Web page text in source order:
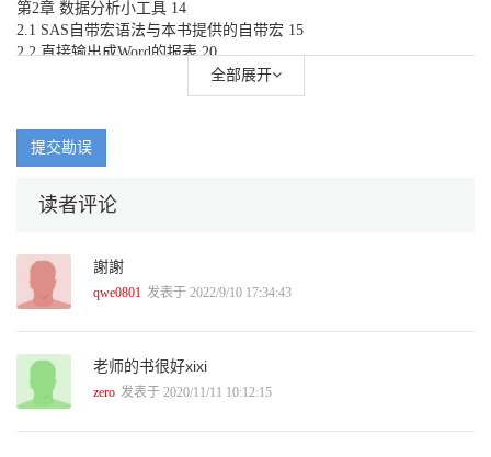
第2章 数据分析小工具 14
2.1 SAS自带宏语法与本书提供的自带宏 15
2.2 直接输出成Word的报表 20
2.4 每天都要做的工作——排程 28
第2篇 数据处理篇
3.2 财务报表数据 37
第4章 数据处理宏 42
4.1 变量转换宏 42
4.4 神奇的缩尾宏 55
4.5 数据缺失处理 57
4.6 行业变量的计算 61
全部展开
提交勘误
读者评论
謝謝
qwe0801 发表于 2022/9/10 17:34:43
老师的书很好xixi
zero 发表于 2020/11/11 10:12:15